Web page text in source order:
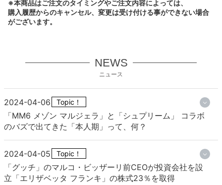
※本商品はご注文のタイミングやご注文内容によっては、
購入履歴からのキャンセル、変更は受け付ける事ができない場合
がございます。
NEWS
ニュース
2024-04-06 Topic！
「MM6 メゾン マルジェラ」と「シュプリーム」 コラボ
のバズで出てきた「本人期」って、何？
2024-04-05 Topic！
「グッチ」のマルコ・ビッザーリ前CEOが投資会社を設
立「エリザベッタ フランキ」の株式23％を取得